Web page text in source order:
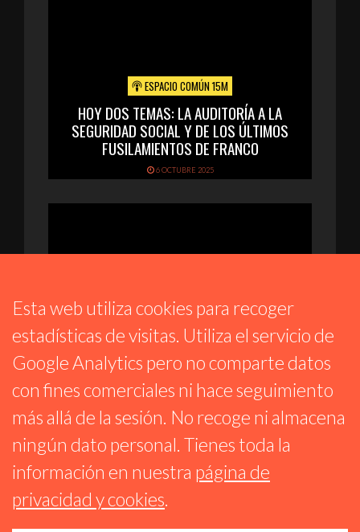
ESPACIO COMÚN 15M
HOY DOS TEMAS: LA AUDITORÍA A LA
SEGURIDAD SOCIAL Y DE LOS ÚLTIMOS
FUSILAMIENTOS DE FRANCO
6 OCTUBRE 2025
SANGRE FUCSIA
#264 SUBE EL TELÓN: A PANADARÍA EN
SANGRE FUCSIA
Esta web utiliza cookies para recoger
estadísticas de visitas. Utiliza el servicio de
Google Analytics pero no comparte datos
con fines comerciales ni hace seguimiento
más allá de la sesión. No recoge ni almacena
ningún dato personal. Tienes toda la
información en nuestra página de
privacidad y cookies.